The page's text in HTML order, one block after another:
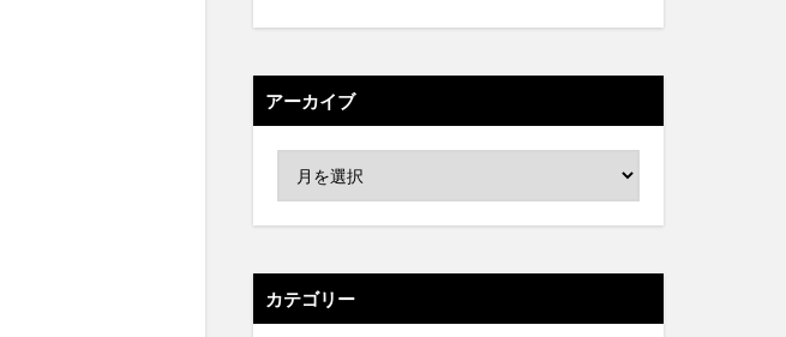
アーカイブ
カテゴリー